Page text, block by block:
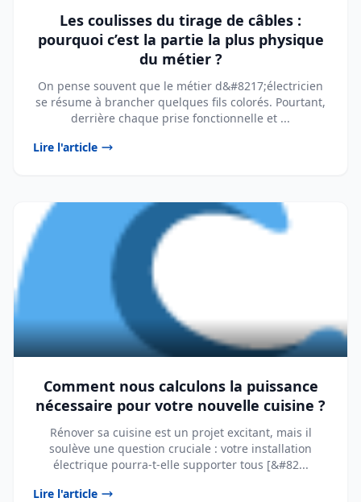
Les coulisses du tirage de câbles :
pourquoi c’est la partie la plus physique
du métier ?
On pense souvent que le métier d&#8217;électricien
se résume à brancher quelques fils colorés. Pourtant,
derrière chaque prise fonctionnelle et ...
Lire l'article
Comment nous calculons la puissance
nécessaire pour votre nouvelle cuisine ?
Rénover sa cuisine est un projet excitant, mais il
soulève une question cruciale : votre installation
électrique pourra-t-elle supporter tous [&#82...
Lire l'article